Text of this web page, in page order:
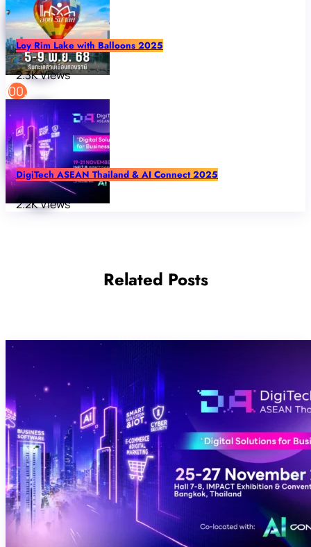
Loy Rim Lake with Balloons 2025
2.3K Views
DigiTech ASEAN Thailand & AI Connect 2025
2.2K Views
Related Posts